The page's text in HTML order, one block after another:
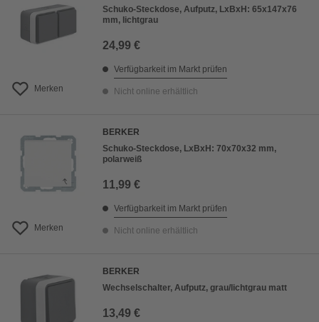
Merken
Schuko-Steckdose, Aufputz, LxBxH: 65x147x76
mm, lichtgrau
24,99 €
Verfügbarkeit im Markt prüfen
Nicht online erhältlich
Merken
BERKER
Schuko-Steckdose, LxBxH: 70x70x32 mm,
polarweiß
11,99 €
Verfügbarkeit im Markt prüfen
Nicht online erhältlich
BERKER
Wechselschalter, Aufputz, grau/lichtgrau matt
13,49 €